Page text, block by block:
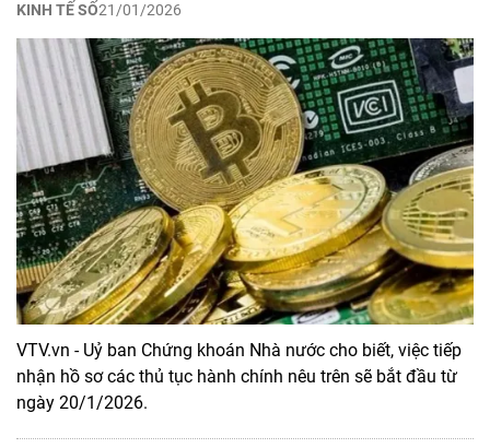
KINH TẾ SỐ21/01/2026
VTV.vn - Uỷ ban Chứng khoán Nhà nước cho biết, việc tiếp
nhận hồ sơ các thủ tục hành chính nêu trên sẽ bắt đầu từ
ngày 20/1/2026.